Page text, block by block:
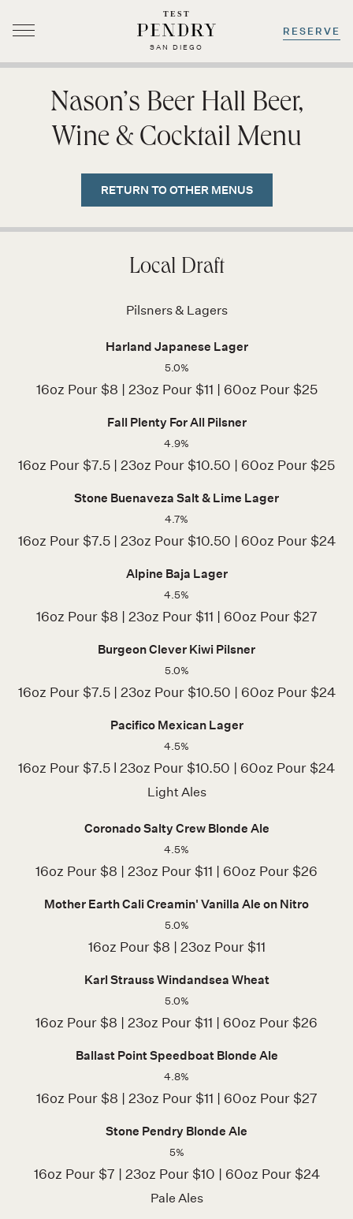
TEST
SAN DIEGO
RESERVE
Nason’s Beer Hall Beer,
Wine & Cocktail Menu
RETURN TO OTHER MENUS
Local Draft
Pilsners & Lagers
Harland Japanese Lager
5.0%
16oz Pour $8 | 23oz Pour $11 | 60oz Pour $25
Fall Plenty For All Pilsner
4.9%
16oz Pour $7.5 | 23oz Pour $10.50 | 60oz Pour $25
Stone Buenaveza Salt & Lime Lager
4.7%
16oz Pour $7.5 | 23oz Pour $10.50 | 60oz Pour $24
Alpine Baja Lager
4.5%
16oz Pour $8 | 23oz Pour $11 | 60oz Pour $27
Burgeon Clever Kiwi Pilsner
5.0%
16oz Pour $7.5 | 23oz Pour $10.50 | 60oz Pour $24
Pacifico Mexican Lager
4.5%
16oz Pour $7.5 l 23oz Pour $10.50 | 60oz Pour $24
Light Ales
Coronado Salty Crew Blonde Ale
4.5%
16oz Pour $8 | 23oz Pour $11 | 60oz Pour $26
Mother Earth Cali Creamin' Vanilla Ale on Nitro
5.0%
16oz Pour $8 | 23oz Pour $11
Karl Strauss Windandsea Wheat
5.0%
16oz Pour $8 | 23oz Pour $11 | 60oz Pour $26
Ballast Point Speedboat Blonde Ale
4.8%
16oz Pour $8 | 23oz Pour $11 | 60oz Pour $27
Stone Pendry Blonde Ale
5%
16oz Pour $7 | 23oz Pour $10 | 60oz Pour $24
Pale Ales